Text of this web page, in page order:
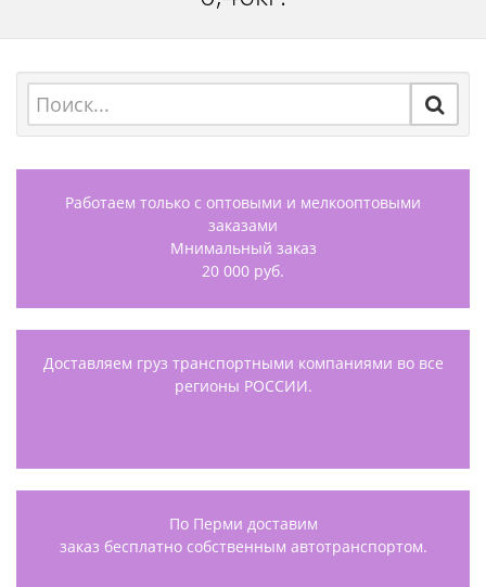
Работаем только с оптовыми и мелкооптовыми
заказами
Мнимальный заказ
20 000 руб.
Доставляем груз транспортными компаниями во все
регионы РОССИИ.
По Перми доставим
заказ бесплатно собственным автотранспортом.